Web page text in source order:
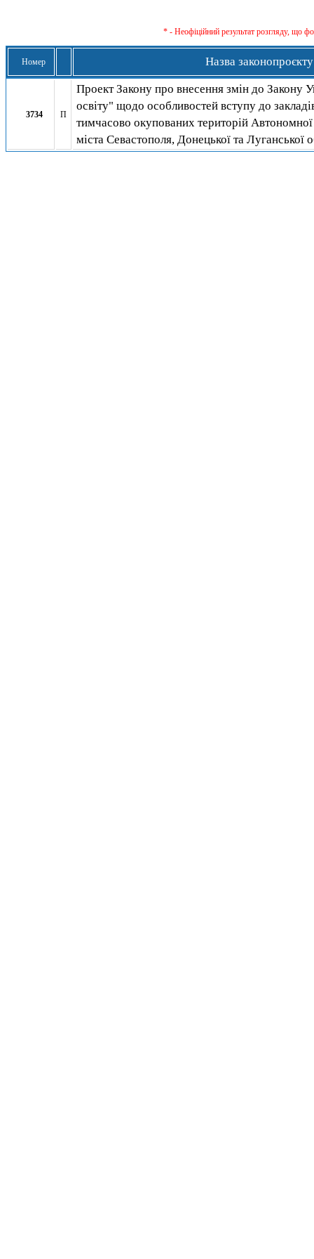
* - Неофіційний результат розгляду, що
Номер Назва законопроєкту
3734 П
Проект Закону про внесення змін до Закону
освіту" щодо особливостей вступу до
тимчасово окупованих територій
міста Севастополя, Донецької та Луганської